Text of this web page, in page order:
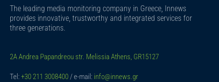
The leading media monitoring company in Greece, Innews
provides innovative, trustworthy and integrated services for
three generations.
2A Andrea Papandreou str. Melissia Athens, GR15127
Tel: +30 211 3008400/ e-mail: info@innews.gr